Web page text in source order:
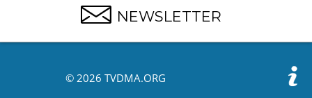
NEWSLETTER
© 2026 TVDMA.ORG